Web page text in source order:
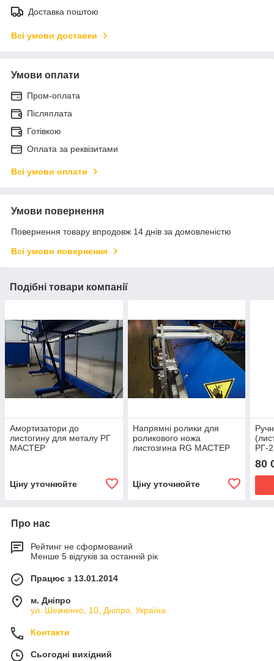
Доставка поштою
Всі умови доставки
Умови оплати
Пром-оплата
Післяплата
Готівкою
Оплата за реквізитами
Всі умови оплати
Умови повернення
Повернення товару впродовж 14 днів за домовленістю
Всі умови повернення
Подібні товари компанії
Амортизатори до
листогину для металу РГ
МАСТЕР
Ціну уточнюйте
Напрямні ролики для
роликового ножа
листозгина RG МАСТЕР
Ціну уточнюйте
РГ-
80
Про нас
Рейтинг не сформований
Менше 5 відгуків за останній рік
Працює з 13.01.2014
м. Дніпро
ул. Шевченко, 10, Дніпро, Україна
Контакти
Сьогодні вихідний